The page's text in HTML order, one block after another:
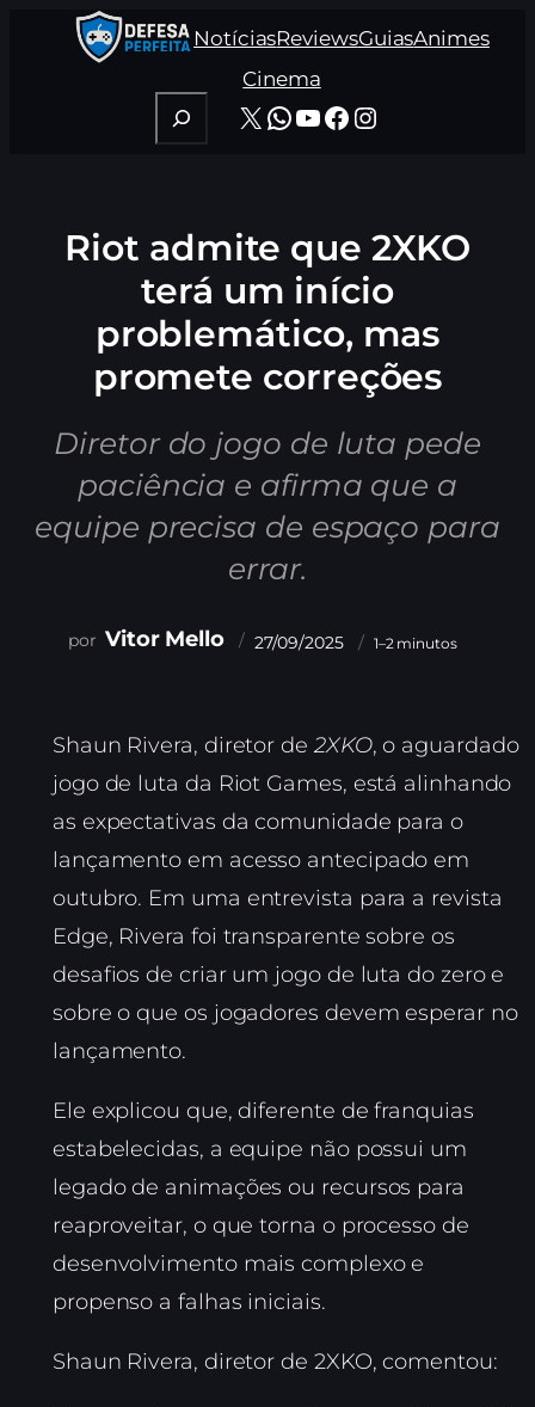
NotíciasReviewsGuiasAnimes
Cinema
Pesquisar
X WhatsApp
Youtube
Facebook
Instagram
Riot admite que 2XKO
terá um início
problemático, mas
promete correções
Diretor do jogo de luta pede
paciência e afirma que a
equipe precisa de espaço para
errar.
Vitor Mello 27/09/2025 1–2 minutos
Shaun Rivera, diretor de 2XKO, o aguardado
jogo de luta da Riot Games, está alinhando
as expectativas da comunidade para o
lançamento em acesso antecipado em
outubro. Em uma entrevista para a revista
Edge, Rivera foi transparente sobre os
desafios de criar um jogo de luta do zero e
sobre o que os jogadores devem esperar no
lançamento.
Ele explicou que, diferente de franquias
estabelecidas, a equipe não possui um
legado de animações ou recursos para
reaproveitar, o que torna o processo de
desenvolvimento mais complexo e
propenso a falhas iniciais.
Shaun Rivera, diretor de 2XKO, comentou: